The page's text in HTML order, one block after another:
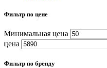
Фильтр по цене
Минимальная цена
цена
Фильтр по бренду